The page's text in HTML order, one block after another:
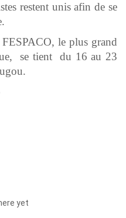
restent unis afin de se
le plus grand
se tient du 16 au 23
yet